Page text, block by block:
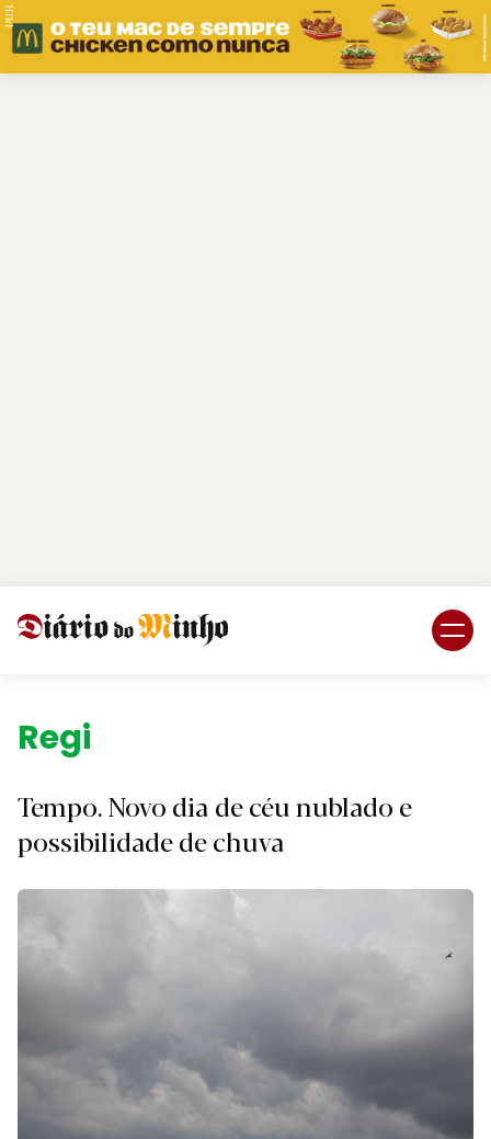
PUB.
Região.
Tempo. Novo dia de céu nublado e
possibilidade de chuva